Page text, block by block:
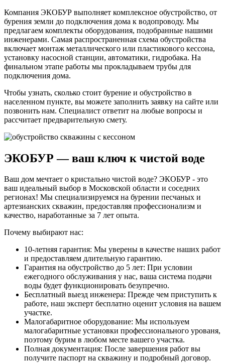
Компания ЭКОБУР выполняет комплексное обустройство, от
бурения земли до подключения дома к водопроводу. Мы
предлагаем комплекты оборудования, подобранные нашими
инженерами. Самая распространенная схема обустройства
включает монтаж металлического или пластикового кессона,
установку насосной станции, автоматики, гидробака. На
финальном этапе работы мы прокладываем трубы для
подключения дома.
Чтобы узнать, сколько стоит бурение и обустройство в
населенном пункте, вы можете заполнить заявку на сайте или
позвонить нам. Специалист ответит на любые вопросы и
рассчитает предварительную смету.
ЭКОБУР — ваш ключ к чистой воде
Ваш дом мечтает о кристально чистой воде? ЭКОБУР - это
ваш идеальный выбор в Московской области и соседних
регионах! Мы специализируемся на бурении песчаных и
артезианских скважин, предоставляя профессионализм и
качество, наработанные за 7 лет опыта.
Почему выбирают нас:
10-летняя гарантия: Мы уверены в качестве наших работ
и предоставляем длительную гарантию.
Гарантия на обустройство до 5 лет: При условии
ежегодного обслуживания у нас, ваша система подачи
воды будет функционировать безупречно.
Бесплатный выезд инженера: Прежде чем приступить к
работе, наш эксперт бесплатно оценит условия на вашем
участке.
Малогабаритное оборудование: Мы используем
малогабаритные установки профессионального урованя,
поэтому бурим в любом месте вашего участка.
Полная документация: После завершения работ вы
получите паспорт на скважину и подробный договор.